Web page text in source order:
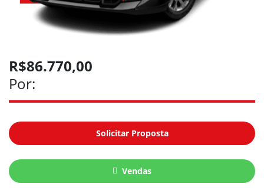
R$86.770,00
Por:
Solicitar Proposta
Vendas